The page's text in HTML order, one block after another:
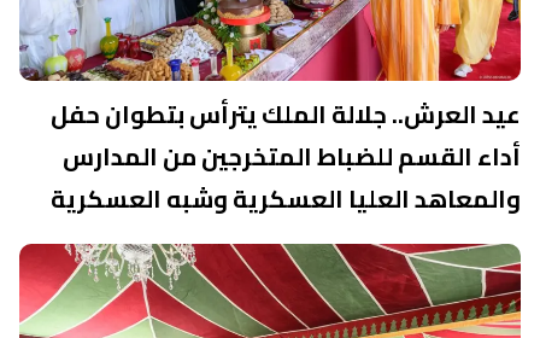
عيد العرش.. جلالة الملك يترأس بتطوان حفل
أداء القسم للضباط المتخرجين من المدارس
والمعاهد العليا العسكرية وشبه العسكرية